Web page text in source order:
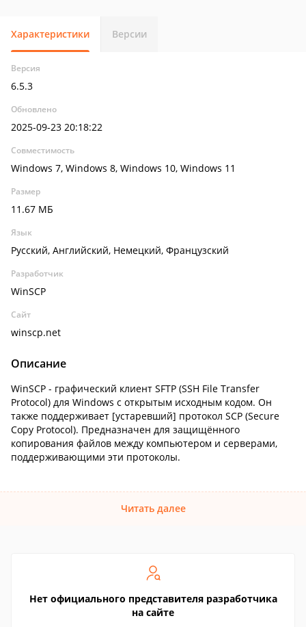
Характеристики Версии
Версия
6.5.3
Обновлено
2025-09-23 20:18:22
Совместимость
Windows 7, Windows 8, Windows 10, Windows 11
Размер
11.67 МБ
Язык
Русский, Английский, Немецкий, Французский
Разработчик
WinSCP
Сайт
winscp.net
Описание
WinSCP - графический клиент SFTP (SSH File Transfer
Protocol) для Windows с открытым исходным кодом. Он
также поддерживает [устаревший] протокол SCP (Secure
Copy Protocol). Предназначен для защищённого
копирования файлов между компьютером и серверами,
поддерживающими эти протоколы.
Читать далее
Нет официального представителя разработчика
на сайте